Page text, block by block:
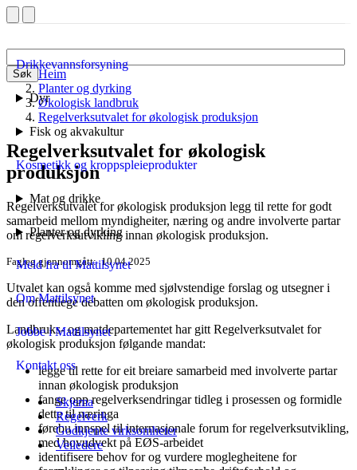
Søk
Drikkevannsforsyning
Dyr
Fisk og akvakultur
Kosmetikk og kroppspleieprodukter
Mat og drikke
Planter og dyrking
Meld fra til Mattilsynet
Om Mattilsynet
Jobbe i Mattilsynet
Kontakt oss
Skjema
Regelverk
Godkjente virksomheter
Veiledere
Heim
Planter og dyrking
Økologisk landbruk
Regelverksutvalet for økologisk produksjon
Regelverksutvalet for økologisk
produksjon
Regelverksutvalet for økologisk produksjon legg til rette for godt
samarbeid mellom myndigheiter, næring og andre involverte partar
om regelverksutvikling innan økologisk produksjon.
Fagleg gjennomgått 10.04.2025
Utvalet kan også komme med sjølvstendige forslag og utsegner i
den offentlege debatten om økologisk produksjon.
Landbruks- og matdepartementet har gitt Regelverksutvalet for
økologisk produksjon følgande mandat:
legge til rette for eit breiare samarbeid med involverte partar
innan økologisk produksjon
fange opp regelverksendringar tidleg i prosessen og formidle
dette til næringa
førebu innspel til internasjonale forum for regelverksutvikling,
med hovudvekt på EØS-arbeidet
identifisere behov for og vurdere moglegheitene for